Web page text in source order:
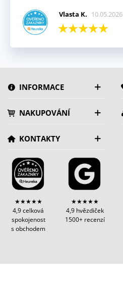
Vlasta K. 10.05.2026
INFORMACE
NAKUPOVÁNÍ
KONTAKTY
★★★★★
4,9 celková
spokojenost
s obchodem
★★★★★
4,9 hvězdiček
1500+ recenzí